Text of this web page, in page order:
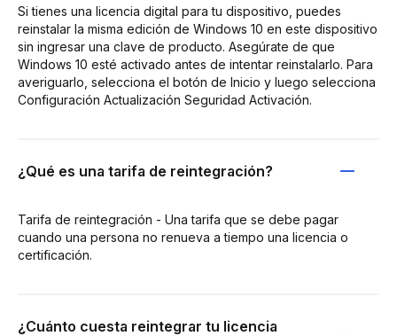
Si tienes una licencia digital para tu dispositivo, puedes
reinstalar la misma edición de Windows 10 en este dispositivo
sin ingresar una clave de producto. Asegúrate de que
Windows 10 esté activado antes de intentar reinstalarlo. Para
averiguarlo, selecciona el botón de Inicio y luego selecciona
Configuración Actualización Seguridad Activación.
¿Qué es una tarifa de reintegración?
Tarifa de reintegración - Una tarifa que se debe pagar
cuando una persona no renueva a tiempo una licencia o
certificación.
¿Cuánto cuesta reintegrar tu licencia